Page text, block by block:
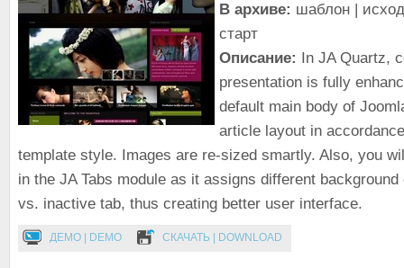
В архиве: шаблон |
старт
Описание: In JA Quartz,
presentation is fully
default main body of
article layout in
template style. Images are re-sized smartly. Also, you
in the JA Tabs module as it assigns different
vs. inactive tab, thus creating better user interface.
ДЕМО | DEMO СКАЧАТЬ | DOWNLOAD